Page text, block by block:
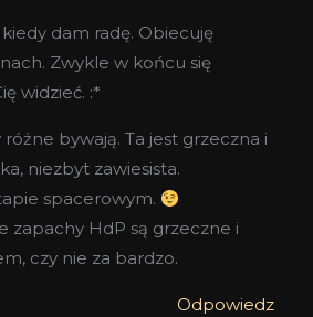
dam radę. Obiecuję
Zwykle w końcu się
widzieć. :*
bywają. Ta jest grzeczna i
niezbyt zawiesista.
spacerowym.
zapachy HdP są grzeczne i
czy nie za bardzo.
Odpowiedz